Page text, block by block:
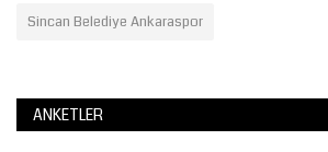
Sincan Belediye Ankaraspor
ANKETLER